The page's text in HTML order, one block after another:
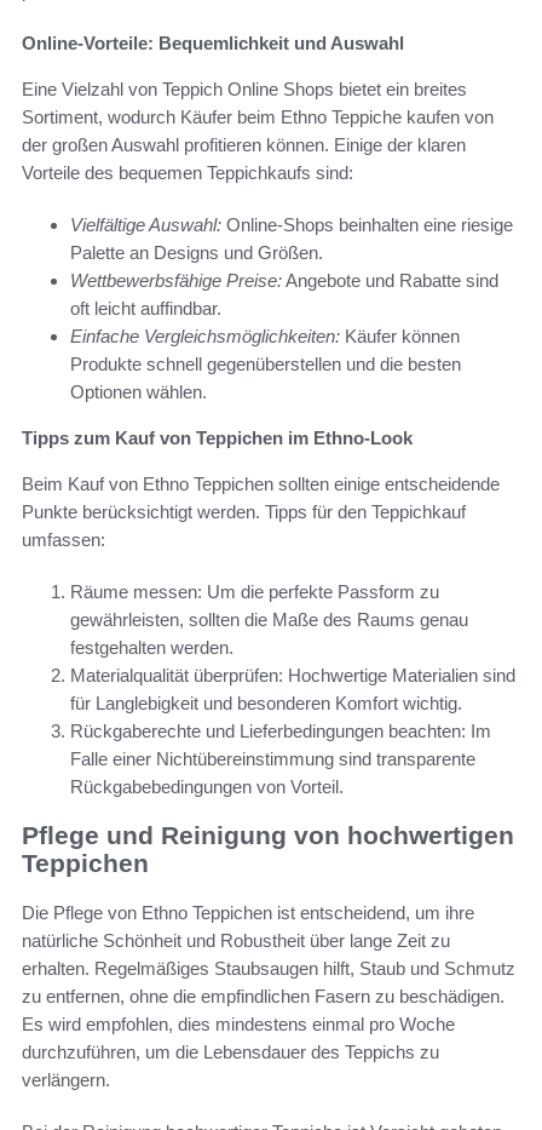
Online-Vorteile: Bequemlichkeit und Auswahl
Eine Vielzahl von Teppich Online Shops bietet ein breites
Sortiment, wodurch Käufer beim Ethno Teppiche kaufen von
der großen Auswahl profitieren können. Einige der klaren
Vorteile des bequemen Teppichkaufs sind:
Vielfältige Auswahl: Online-Shops beinhalten eine riesige
Palette an Designs und Größen.
Wettbewerbsfähige Preise:Angebote und Rabatte sind
oft leicht auffindbar.
Einfache Vergleichsmöglichkeiten: Käufer können
Produkte schnell gegenüberstellen und die besten
Optionen wählen.
Tipps zum Kauf von Teppichen im Ethno-Look
Beim Kauf von Ethno Teppichen sollten einige entscheidende
Punkte berücksichtigt werden. Tipps für den Teppichkauf
umfassen:
Räume messen: Um die perfekte Passform zu
gewährleisten, sollten die Maße des Raums genau
festgehalten werden.
Materialqualität überprüfen: Hochwertige Materialien sind
für Langlebigkeit und besonderen Komfort wichtig.
Rückgaberechte und Lieferbedingungen beachten: Im
Falle einer Nichtübereinstimmung sind transparente
Rückgabebedingungen von Vorteil.
Pflege und Reinigung von hochwertigen
Teppichen
Die Pflege von Ethno Teppichen ist entscheidend, um ihre
natürliche Schönheit und Robustheit über lange Zeit zu
erhalten. Regelmäßiges Staubsaugen hilft, Staub und Schmutz
zu entfernen, ohne die empfindlichen Fasern zu beschädigen.
Es wird empfohlen, dies mindestens einmal pro Woche
durchzuführen, um die Lebensdauer des Teppichs zu
verlängern.